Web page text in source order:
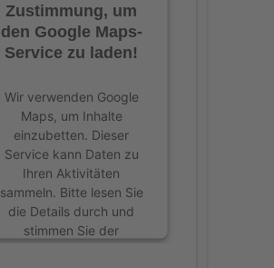
Zustimmung, um
den Google Maps-
Service zu laden!
Wir verwenden Google
Maps, um Inhalte
einzubetten. Dieser
Service kann Daten zu
Ihren Aktivitäten
sammeln. Bitte lesen Sie
die Details durch und
stimmen Sie der